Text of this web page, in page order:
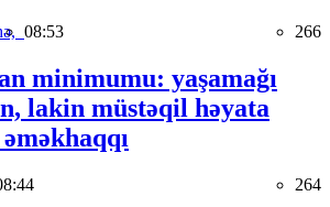
08:53 266
minimumu: yaşamağı
lakin müstəqil həyata
264